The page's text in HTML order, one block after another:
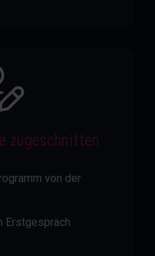
zugeschnitten
von der
Erstgespräch